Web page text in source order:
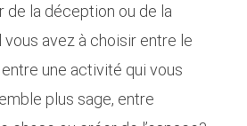
de la déception ou de la
avez à choisir entre le
une activité qui vous
plus sage, entre